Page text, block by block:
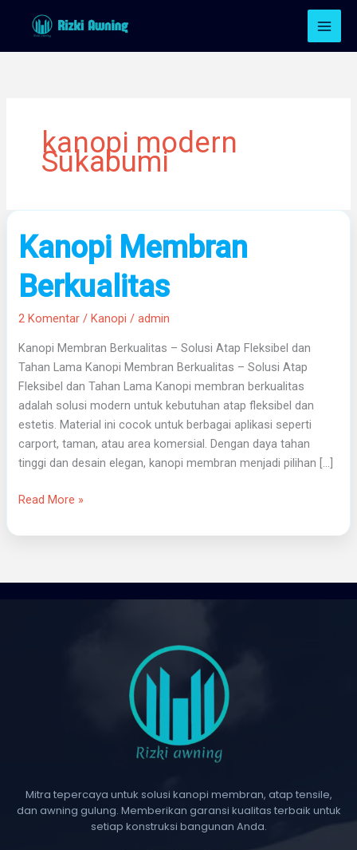
kanopi modern
Sukabumi
Kanopi Membran
Berkualitas
2 Komentar /Kanopi /admin
Kanopi Membran Berkualitas – Solusi Atap Fleksibel dan
Tahan Lama Kanopi Membran Berkualitas – Solusi Atap
Fleksibel dan Tahan Lama Kanopi membran berkualitas
adalah solusi modern untuk kebutuhan atap fleksibel dan
estetis. Material ini cocok untuk berbagai aplikasi seperti
carport, taman, atau area komersial. Dengan daya tahan
tinggi dan desain elegan, kanopi membran menjadi pilihan […]
Kanopi
Membran
Berkualitas
Read More »
Mitra tepercaya untuk solusi kanopi membran, atap tensile,
dan awning gulung. Memberikan garansi kualitas terbaik untuk
setiap konstruksi bangunan Anda.